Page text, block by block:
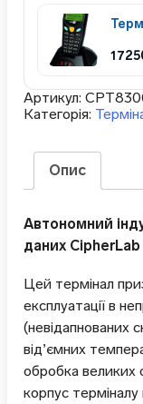
Артикул:
Категорія:
Опис
Автономний
даних
Цей термінал
експлуатації в
(невідапнованих
від’ємних
обробка великих
корпус